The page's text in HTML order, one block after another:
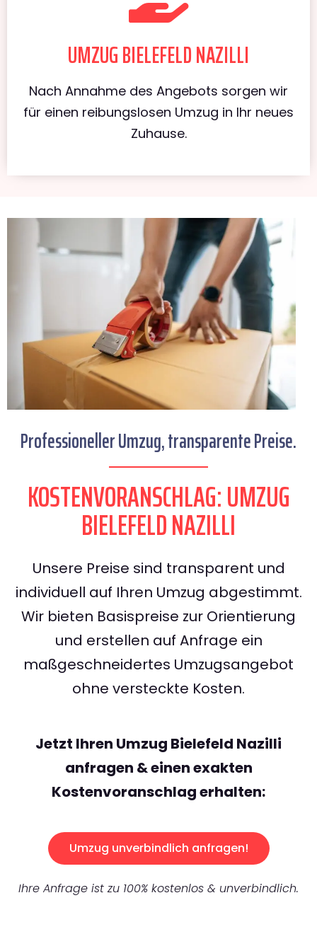
UMZUG BIELEFELD NAZILLI
Nach Annahme des Angebots sorgen wir
für einen reibungslosen Umzug in Ihr neues
Zuhause.
Professioneller Umzug, transparente Preise.
KOSTENVORANSCHLAG: UMZUG
BIELEFELD NAZILLI
Unsere Preise sind transparent und
individuell auf Ihren Umzug abgestimmt.
Wir bieten Basispreise zur Orientierung
und erstellen auf Anfrage ein
maßgeschneidertes Umzugsangebot
ohne versteckte Kosten.
Jetzt Ihren Umzug Bielefeld Nazilli
anfragen & einen exakten
Kostenvoranschlag erhalten:
Umzug unverbindlich anfragen!
Ihre Anfrage ist zu 100% kostenlos & unverbindlich.